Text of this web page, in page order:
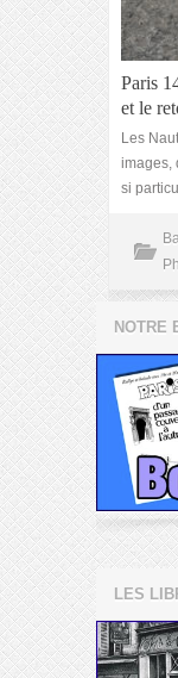
Paris
et le
Les
images,
si
NOTRE
LES